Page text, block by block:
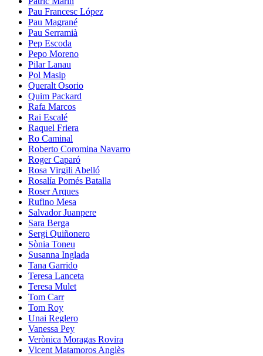
Pau Francesc López
Pau Magrané
Pau Serramià
Pep Escoda
Pepo Moreno
Pilar Lanau
Pol Masip
Queralt Osorio
Quim Packard
Rafa Marcos
Rai Escalé
Raquel Friera
Ro Caminal
Roberto Coromina Navarro
Roger Caparó
Rosa Virgili Abelló
Rosalía Pomés Batalla
Roser Arques
Rufino Mesa
Salvador Juanpere
Sara Berga
Sergi Quiñonero
Sònia Toneu
Susanna Inglada
Tana Garrido
Teresa Lanceta
Teresa Mulet
Tom Carr
Tom Roy
Unai Reglero
Vanessa Pey
Verònica Moragas Rovira
Vicent Matamoros Anglès